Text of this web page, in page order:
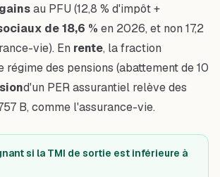
gainsau PFU (12,8 % d'impôt +
de 18,6 % en 2026, et non 17,2
vie). En rente, la fraction
régime des pensions (abattement de 10
d'un PER assurantiel relève des
B, comme l'assurance-vie.
si la TMI de sortie est inférieure à